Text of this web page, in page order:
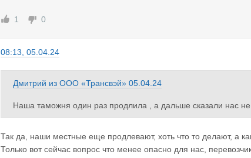
1 0
08:13, 05.04.24
Дмитрий из ООО «Трансвэй» 05.04.24
Наша таможня один раз продлила , а дальше сказали нас
омической комиссии от 13.12.2017 г. №170. ,и пункт 3
Так да, наши местные еще продлевают, хоть что то делают, а
Только вот сейчас вопрос что менее опасно для нас,